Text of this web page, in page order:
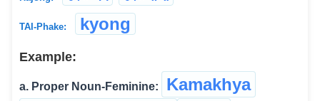
TAI-Phake: kyong
Example:
a. Proper Noun-Feminine: Kamakhya